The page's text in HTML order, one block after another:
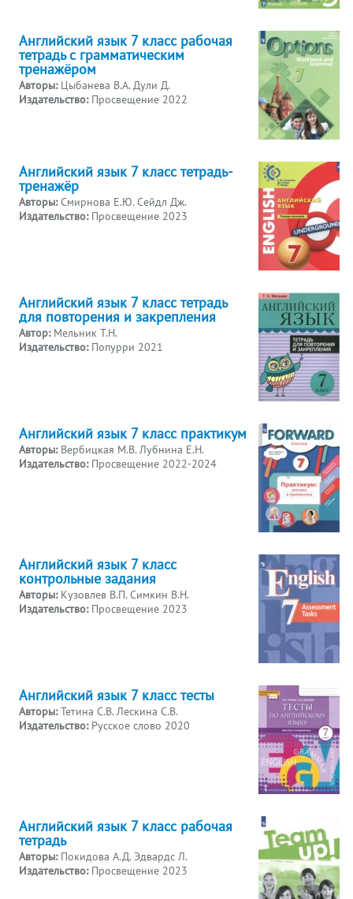
Английский язык 7 класс рабочая
тетрадь с грамматическим
тренажёром
Авторы: Цыбанева В.А. Дули Д.
Издательство: Просвещение 2022
Английский язык 7 класс тетрадь-
тренажёр
Авторы:Смирнова Е.Ю. Сейдл Дж.
Издательство: Просвещение 2023
Английский язык 7 класс тетрадь
для повторения и закрепления
Автор: Мельник Т.Н.
Издательство: Попурри 2021
Английский язык 7 класс практикум
Авторы: Вербицкая М.В. Лубнина Е.Н.
Издательство: Просвещение 2022-2024
Английский язык 7 класс
контрольные задания
Авторы: Кузовлев В.П. Симкин В.Н.
Издательство: Просвещение 2023
Английский язык 7 класс тесты
Авторы:Тетина С.В. Лескина С.В.
Издательство: Русское слово 2020
Английский язык 7 класс рабочая
тетрадь
Авторы: Покидова А.Д. Эдвардс Л.
Издательство: Просвещение 2023